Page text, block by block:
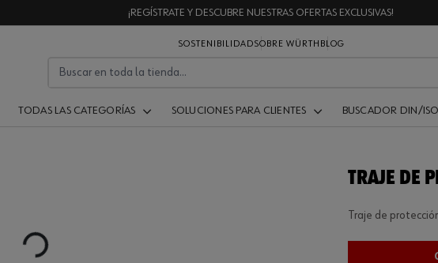
¡REGÍSTRATE Y DESCUBRE NUESTRAS OFERTAS EXCLUSIVAS!
SOSTENIBILIDADSOBRE WÜRTH BLOG
TODAS LAS CATEGORÍAS SOLUCIONES PARA CLIENTES BUSCADOR DIN/ISO
Loading...
TRAJE DE
Traje de